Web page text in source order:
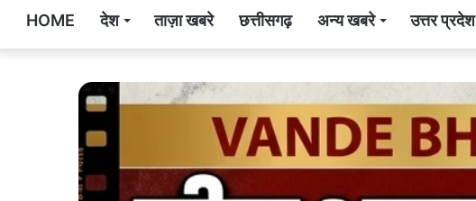
HOME देश ताज़ा खबरे छत्तीसगढ़ अन्य खबरे उत्तर प्रदेश